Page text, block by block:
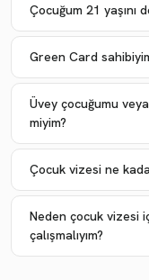
Çocuğum 21
Green Card
Üvey çocuğumu
miyim?
Çocuk vizesi ne
Neden çocuk vizesi
çalışmalıyım?